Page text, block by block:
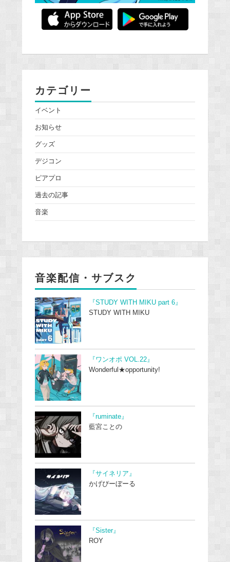
カテゴリー
イベント
お知らせ
グッズ
デジコン
ピアプロ
過去の記事
音楽
音楽配信・サブスク
『STUDY WITH MIKU part 6』
STUDY WITH MIKU
『ワンオポ VOL.22』
Wonderful★opportunity!
『ruminate』
藍宮ことの
『サイネリア』
かげぴーぼーる
『Sister』
ROY